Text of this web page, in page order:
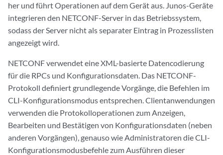
her und führt Operationen auf dem Gerät aus. Junos-Geräte
integrieren den NETCONF-Server in das Betriebssystem,
sodass der Server nicht als separater Eintrag in Prozesslisten
angezeigt wird.
NETCONF verwendet eine XML-basierte Datencodierung
für die RPCs und Konfigurationsdaten. Das NETCONF-
Protokoll definiert grundlegende Vorgänge, die Befehlen im
CLI-Konfigurationsmodus entsprechen. Clientanwendungen
verwenden die Protokolloperationen zum Anzeigen,
Bearbeiten und Bestätigen von Konfigurationsdaten (neben
anderen Vorgängen), genauso wie Administratoren die CLI-
Konfigurationsmodusbefehle zum Ausführen dieser